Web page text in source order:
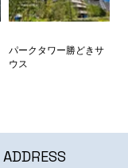
パークタワー勝どきサ
ウス
ADDRESS